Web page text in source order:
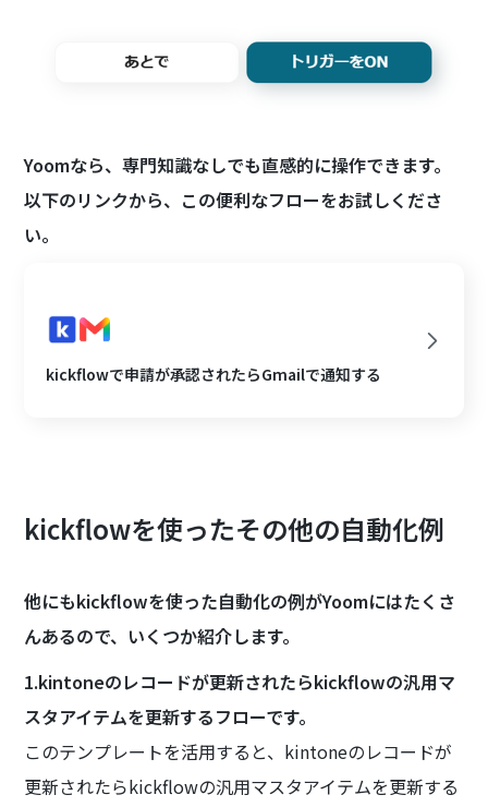
Yoomなら、専門知識なしでも直感的に操作できます。
以下のリンクから、この便利なフローをお試しくださ
い。
kickflowで申請が承認されたらGmailで通知する
kickflowを使ったその他の自動化例
他にもkickflowを使った自動化の例がYoomにはたくさ
んあるので、いくつか紹介します。
1.kintoneのレコードが更新されたらkickflowの汎用マ
スタアイテムを更新するフローです。
このテンプレートを活用すると、kintoneのレコードが
更新されたらkickflowの汎用マスタアイテムを更新する